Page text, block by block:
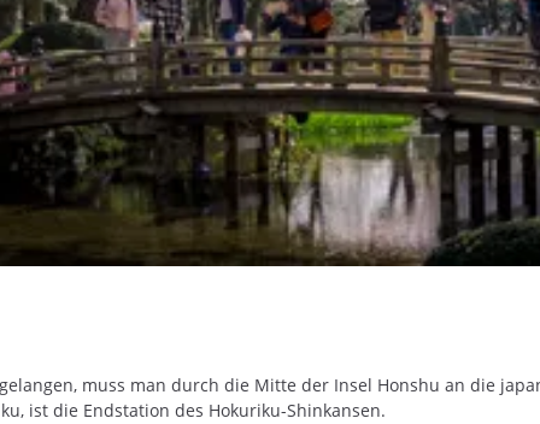
muss man durch die Mitte der Insel Honshu an die
ist die Endstation des Hokuriku-Shinkansen.